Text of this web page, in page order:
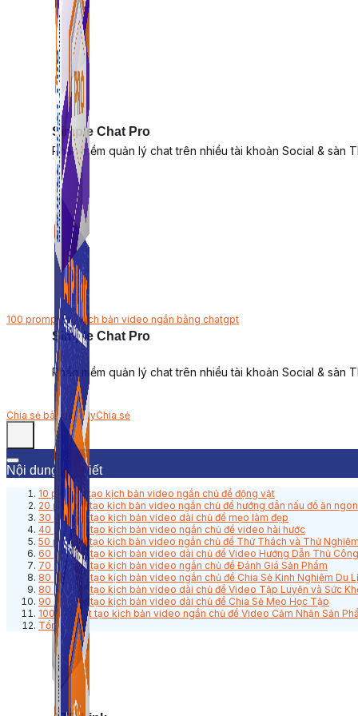
Simple Chat Pro
Phần mềm quản lý chat trên nhiều tài khoản Social & sàn
Simple Chat Pro
Phần mềm quản lý chat trên nhiều tài khoản Social & sàn
100 prompt tạo kịch bản video ngắn bằng chatgpt
Chia sẻ bài viết nàyChia sẻ
Nội dung bài viết
10 prompt tạo kịch bản video ngắn chủ đề động vật
20 prompt tạo kịch bản video ngắn chủ đề hướng dẫn nấu đồ ăn ngon
30 prompt tạo kịch bản video dài chủ đề mẹo làm đẹp
40 prompt tạo kịch bản video ngắn chủ đề video hài hước
50 prompt tạo kịch bản video ngắn chủ đề Thử Thách và Thử Nghiệm
60 prompt tạo kịch bản video dài chủ đề Video Hướng Dẫn Thủ Công
70 prompt tạo kịch bản video ngắn chủ đề Đánh Giá Sản Phẩm
80 prompt tạo kịch bản video ngắn chủ đề Chia Sẻ Kinh Nghiệm Du
80 prompt tạo kịch bản video dài chủ đề Video Tập Luyện và Sức
90 prompt tạo kịch bản video dài chủ đề Chia Sẻ Mẹo Học Tập
100 prompt tạo kịch bản video ngắn chủ đề Video Cảm Nhận Sản
Tổng kết